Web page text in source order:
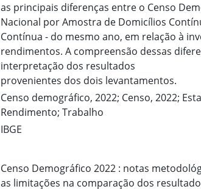
as principais diferenças entre o Censo
Nacional por Amostra de Domicílios
Contínua - do mesmo ano, em relação à
rendimentos. A compreensão dessas
interpretação dos resultados
provenientes dos dois levantamentos.
Censo demográfico, 2022; Censo, 2022;
Rendimento; Trabalho
IBGE
Censo Demográfico 2022 : notas
as limitações na comparação dos